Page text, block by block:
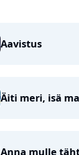
Aavistus
Äiti meri, isä
Anna mulle